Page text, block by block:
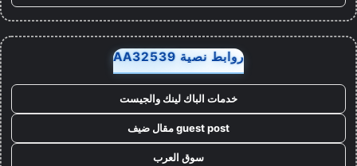
روابط نصية AA32539
خدمات الباك لينك والجيست
guest post مقال ضيف
سوق العرب